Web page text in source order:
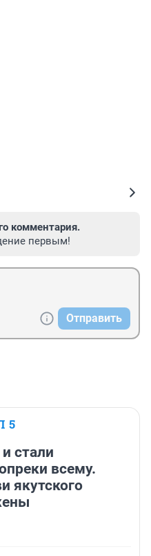
комментария.
первым!
Отправить
5
стали
всему.
якутского